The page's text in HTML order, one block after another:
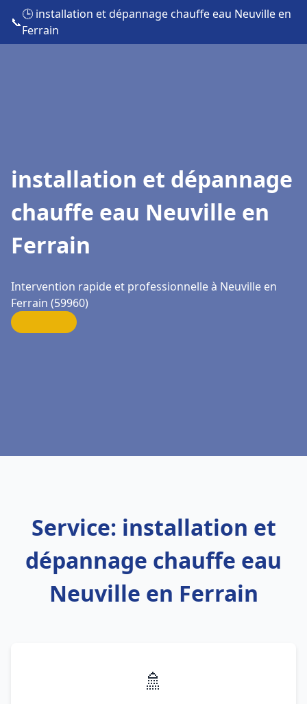
📞
🕒 installation et dépannage chauffe eau Neuville en
Ferrain
installation et dépannage
chauffe eau Neuville en
Ferrain
Intervention rapide et professionnelle à Neuville en
Ferrain (59960)
Service: installation et
dépannage chauffe eau
Neuville en Ferrain
🚿